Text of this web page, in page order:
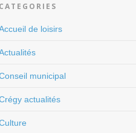
CATEGORIES
de loisirs
municipal
actualités